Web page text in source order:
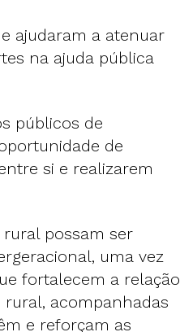
ajudaram a atenuar
na ajuda pública
públicos de
de
si e realizarem
possam ser
uma vez
fortalecem a relação
acompanhadas
e reforçam as